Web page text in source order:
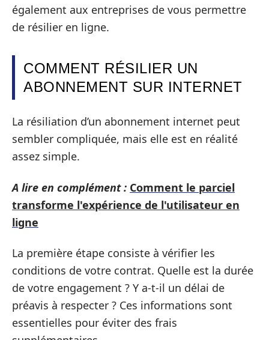
également aux entreprises de vous permettre
de résilier en ligne.
COMMENT RÉSILIER UN
ABONNEMENT SUR INTERNET
La résiliation d’un abonnement internet peut
sembler compliquée, mais elle est en réalité
assez simple.
A lire en complément : Comment le parciel
transforme l'expérience de l'utilisateur en
ligne
La première étape consiste à vérifier les
conditions de votre contrat. Quelle est la durée
de votre engagement ? Y a-t-il un délai de
préavis à respecter ? Ces informations sont
essentielles pour éviter des frais